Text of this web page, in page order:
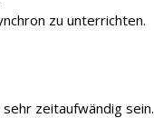
zu unterrichten.
zeitaufwändig sein.